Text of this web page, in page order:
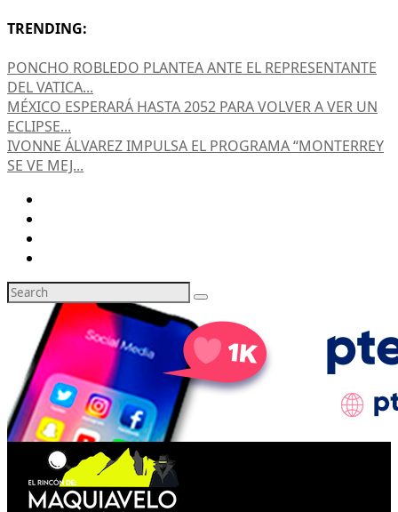
TRENDING:
PONCHO ROBLEDO PLANTEA ANTE EL REPRESENTANTE
DEL VATICA...
MÉXICO ESPERARÁ HASTA 2052 PARA VOLVER A VER UN
ECLIPSE...
IVONNE ÁLVAREZ IMPULSA EL PROGRAMA “MONTERREY
SE VE MEJ...